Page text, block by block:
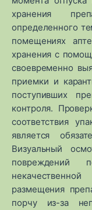
хранения
определенного
помещениях
хранения с
своевременно
приемки и
поступивших
контроля.
соответствия
является
Визуальный
повреждений
размещения
порчу из-за